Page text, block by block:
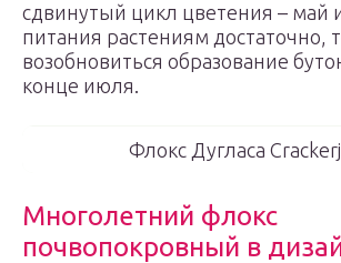
сдвинутый цикл цветения – май
питания растениям достаточно,
возобновиться образование
конце июля.
Флокс Дугласа
Многолетний флокс
почвопокровный в